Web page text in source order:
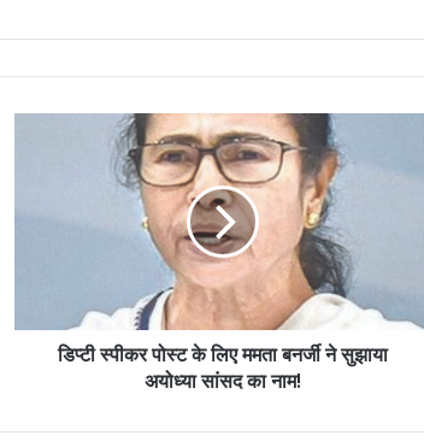
डिप्टी स्पीकर पोस्ट के लिए ममता बनर्जी ने सुझाया
अयोध्या सांसद का नाम!